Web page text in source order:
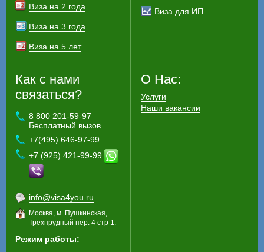
Виза на 2 года
Виза на 3 года
Виза на 5 лет
Виза для ИП
Как с нами
связаться?
8 800 201-59-97
Бесплатный вызов
+7(495) 646-97-99
+7 (925) 421-99-99
info@visa4you.ru
Москва, м. Пушкинская,
Трехпрудный пер. 4 стр 1.
Режим работы:
О Нас:
Услуги
Наши вакансии